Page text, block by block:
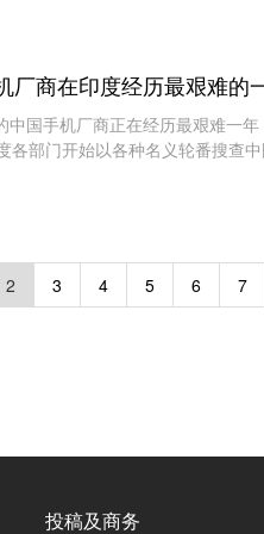
厂商在印度经历最艰难的
中国手机厂商正在经历最艰难一
各部门开始以各种名义轮番搜查
2 3 4 5 6 7
投稿及商务